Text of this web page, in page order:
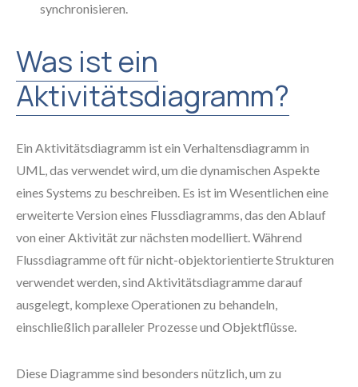
synchronisieren.
Was ist ein
Aktivitätsdiagramm?
Ein Aktivitätsdiagramm ist ein Verhaltensdiagramm in
UML, das verwendet wird, um die dynamischen Aspekte
eines Systems zu beschreiben. Es ist im Wesentlichen eine
erweiterte Version eines Flussdiagramms, das den Ablauf
von einer Aktivität zur nächsten modelliert. Während
Flussdiagramme oft für nicht-objektorientierte Strukturen
verwendet werden, sind Aktivitätsdiagramme darauf
ausgelegt, komplexe Operationen zu behandeln,
einschließlich paralleler Prozesse und Objektflüsse.
Diese Diagramme sind besonders nützlich, um zu